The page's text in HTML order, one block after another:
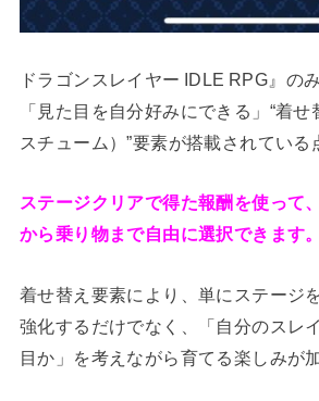
ドラゴンスレイヤー IDLE RPG』の
「見た目を自分好みにできる」“着
スチューム）”要素が搭載されている
ステージクリアで得た報酬を使って
から乗り物まで自由に選択できます。
着せ替え要素により、単にステージ
強化するだけでなく、「自分のスレ
目か」を考えながら育てる楽しみが